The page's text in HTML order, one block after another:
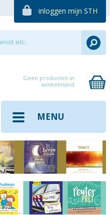
inloggen mijn STH
Geen producten in
winkelmand
MENU